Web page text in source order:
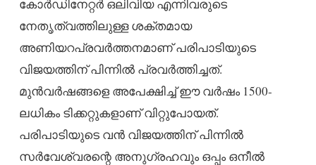
കോർഡിനേറ്റർ ഒലിവിയ എന്നിവരുടെ
നേതൃത്വത്തിലുള്ള ശക്തമായ
അണിയറപ്രവർത്തനമാണ് പരിപാടിയുടെ
വിജയത്തിന് പിന്നിൽ പ്രവർത്തിച്ചത്.
മുൻവർഷങ്ങളെ അപേക്ഷിച്ച് ഈ വർഷം 1500-
ലധികം ടിക്കറ്റുകളാണ് വിറ്റുപോയത്.
പരിപാടിയുടെ വൻ വിജയത്തിന് പിന്നിൽ
സർവേശ്വരന്റെ അനുഗ്രഹവും ഒപ്പം ഒനീൽ